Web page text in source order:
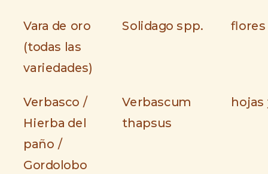
Vara de oro
(todas las
variedades)
Solidago spp. flores
Verbasco /
Hierba del
paño /
Gordolobo
Verbascum
thapsus
hojas